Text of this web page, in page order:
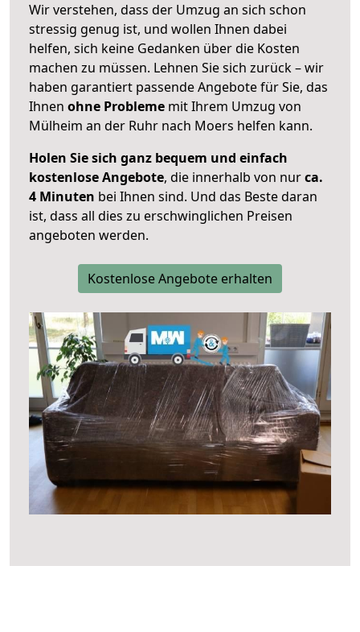
Wir verstehen, dass der Umzug an sich schon
stressig genug ist, und wollen Ihnen dabei
helfen, sich keine Gedanken über die Kosten
machen zu müssen. Lehnen Sie sich zurück – wir
haben garantiert passende Angebote für Sie, das
Ihnen ohne Probleme mit Ihrem Umzug von
Mülheim an der Ruhr nach Moers helfen kann.
Holen Sie sich ganz bequem und einfach
kostenlose Angebote, die innerhalb von nurca.
4 Minuten bei Ihnen sind. Und das Beste daran
ist, dass all dies zu erschwinglichen Preisen
angeboten werden.
Kostenlose Angebote erhalten